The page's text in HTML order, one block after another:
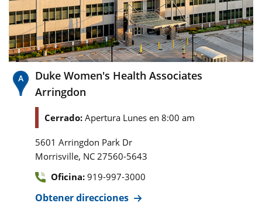
Duke Women's Health Associates
Arringdon
Cerrado: Apertura Lunes en 8:00 am
5601 Arringdon Park Dr
Morrisville, NC 27560-5643
Oficina: 919-997-3000
Obtener direcciones